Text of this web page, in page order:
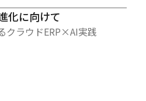
化に向けて
クラウドERP×AI実践